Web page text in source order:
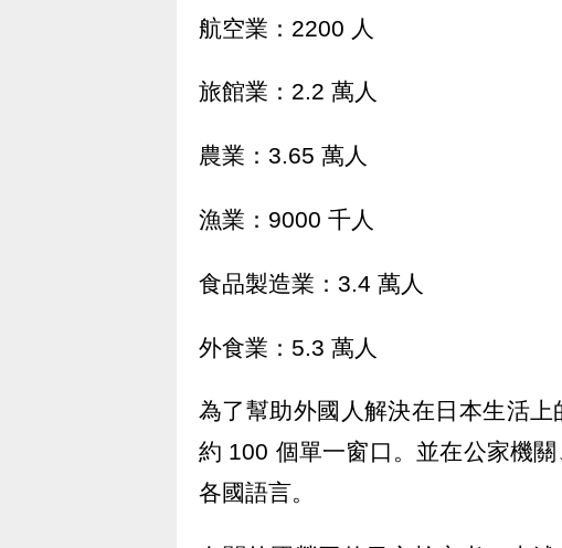
航空業：2200 人
旅館業：2.2 萬人
農業：3.65 萬人
漁業：9000 千人
食品製造業：3.4 萬人
外食業：5.3 萬人
為了幫助外國人解決在日本生活
約 100 個單一窗口。並在公家機
各國語言。